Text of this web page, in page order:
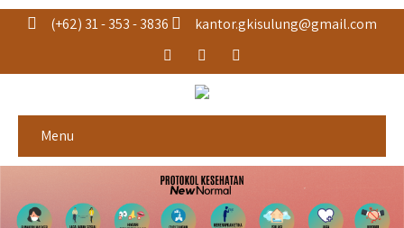
(+62) 31 - 353 - 3836 kantor.gkisulung@gmail.com
Menu